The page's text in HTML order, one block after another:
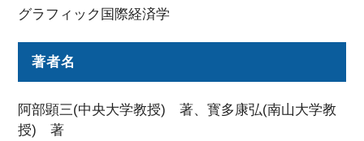
グラフィック国際経済学
著者名
阿部顕三(中央大学教授) 著、寳多康弘(南山大学教
授) 著